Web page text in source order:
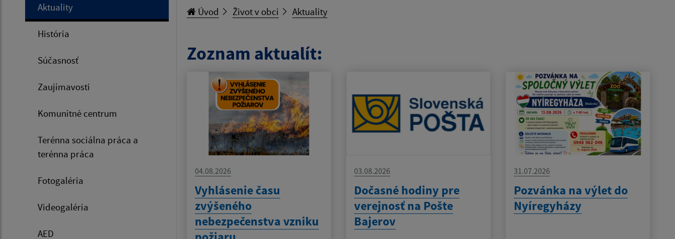
Aktuality
História
Súčasnosť
Zaujímavosti
Komunitné centrum
Terénna sociálna práca a
terénna práca
Fotogaléria
Videogaléria
AED
Úvod Život v obci Aktuality
Zoznam aktualít:
04.08.2026
Vyhlásenie času
zvýšeného
nebezpečenstva vzniku
03.08.2026
Dočasné hodiny pre
verejnosť na Pošte
Bajerov
31.07.2026
Pozvánka na výlet do
Nyíregyházy